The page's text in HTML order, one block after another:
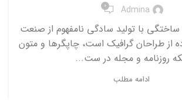
Admina
0
ساختگی با تولید سادگی نامفهوم از صنعت
از طراحان گرافیک است، چاپگرها و متون
روزنامه و مجله در ست...
ادامه مطلب